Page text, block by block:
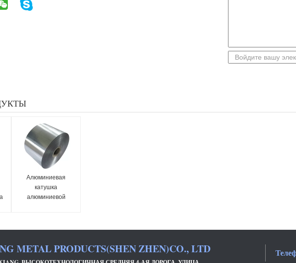
Алюминиевая
катушка
алюминиевой
METAL PRODUCTS(SHEN ZHEN)CO., LTD